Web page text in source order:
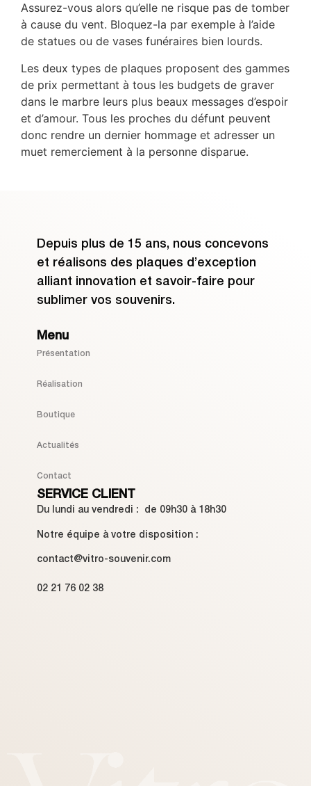
Assurez-vous alors qu’elle ne risque pas de tomber
à cause du vent. Bloquez-la par exemple à l’aide
de statues ou de vases funéraires bien lourds.
Les deux types de plaques proposent des gammes
de prix permettant à tous les budgets de graver
dans le marbre leurs plus beaux messages d’espoir
et d’amour. Tous les proches du défunt peuvent
donc rendre un dernier hommage et adresser un
muet remerciement à la personne disparue.
Depuis plus de 15 ans, nous concevons
et réalisons des plaques d’exception
alliant innovation et savoir-faire pour
sublimer vos souvenirs.
Menu
Présentation
Réalisation
Boutique
Actualités
Contact
SERVICE CLIENT
Du lundi au vendredi : de 09h30 à 18h30
Notre équipe à votre disposition :
contact@vitro-souvenir.com
02 21 76 02 38